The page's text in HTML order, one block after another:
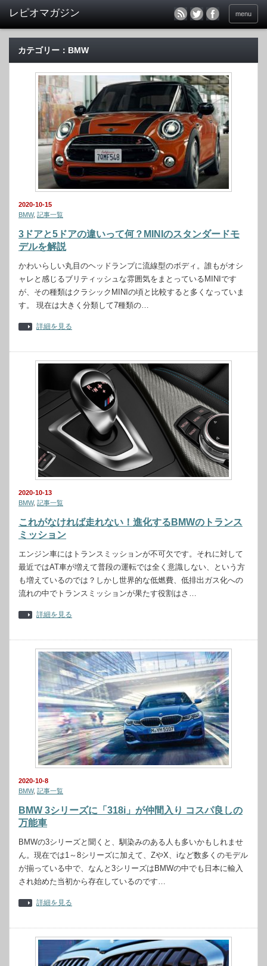
menu
カテゴリー：BMW
2020-10-15
BMW, 記事一覧
3ドアと5ドアの違いって何？MINIのスタンダードモ
デルを解説
かわいらしい丸目のヘッドランプに流線型のボディ。誰もがオシ
ャレと感じるブリティッシュな雰囲気をまとっているMINIです
が、その種類はクラシックMINIの頃と比較すると多くなっていま
す。 現在は大きく分類して7種類の…
詳細を見る
2020-10-13
BMW, 記事一覧
これがなければ走れない！進化するBMWのトランス
ミッション
エンジン車にはトランスミッションが不可欠です。それに対して
最近ではAT車が増えて普段の運転では全く意識しない、という方
も増えているのでは？しかし世界的な低燃費、低排出ガス化への
流れの中でトランスミッションが果たす役割はさ…
詳細を見る
2020-10-8
BMW, 記事一覧
BMW 3シリーズに「318i」が仲間入り コスパ良しの
万能車
BMWの3シリーズと聞くと、馴染みのある人も多いかもしれませ
ん。現在では1～8シリーズに加えて、ZやX、iなど数多くのモデル
が揃っている中で、なんと3シリーズはBMWの中でも日本に輸入
され始めた当初から存在しているのです…
詳細を見る